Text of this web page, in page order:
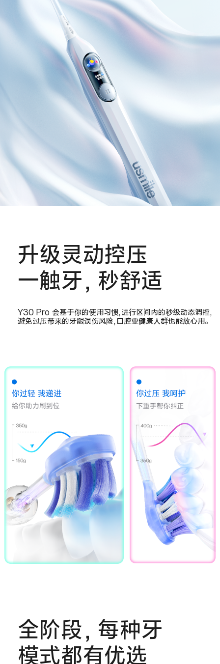
升级灵动控压
一触牙，秒舒适
Y30 Pro 会基于你的使用习惯,进行区间内的秒级动态调控,
避免过压带来的牙龈误伤风险,口腔亚健康人群也能放心用。
全阶段，每种牙
模式都有优选